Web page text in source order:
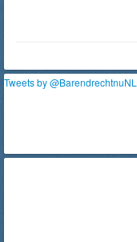
Tweets by @BarendrechtnuNL